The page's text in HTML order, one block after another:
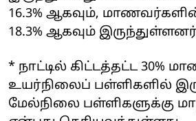
16.3% ஆகவும்,
18.3% ஆகவும்
* நாட்டில் கிட்டத்தட்ட 30%
உயர்நிலைப் பள்ளிகளில்
மேல்நிலை பள்ளிகளுக்கு